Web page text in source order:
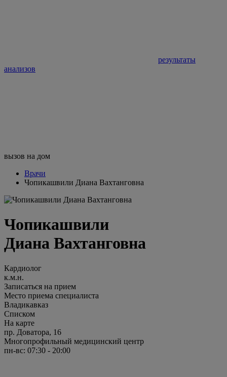
результаты
анализов
вызов на дом
Врачи
Чопикашвили Диана Вахтанговна
Чопикашвили
Диана Вахтанговна
Кардиолог
к.м.н.
Записаться на прием
Место приема специалиста
Владикавказ
Списком
На карте
пр. Доватора, 16
Многопрофильный медицинский центр
пн-вс: 07:30 - 20:00